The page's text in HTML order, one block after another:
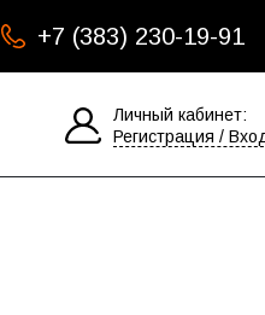
+7 (383) 230-19-91
Личный кабинет:
Регистрация /